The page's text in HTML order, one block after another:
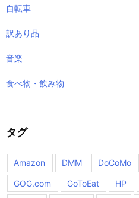
自転車
訳あり品
音楽
食べ物・飲み物
タグ
Amazon DMM DoCoMo
GOG.com GoToEat HP